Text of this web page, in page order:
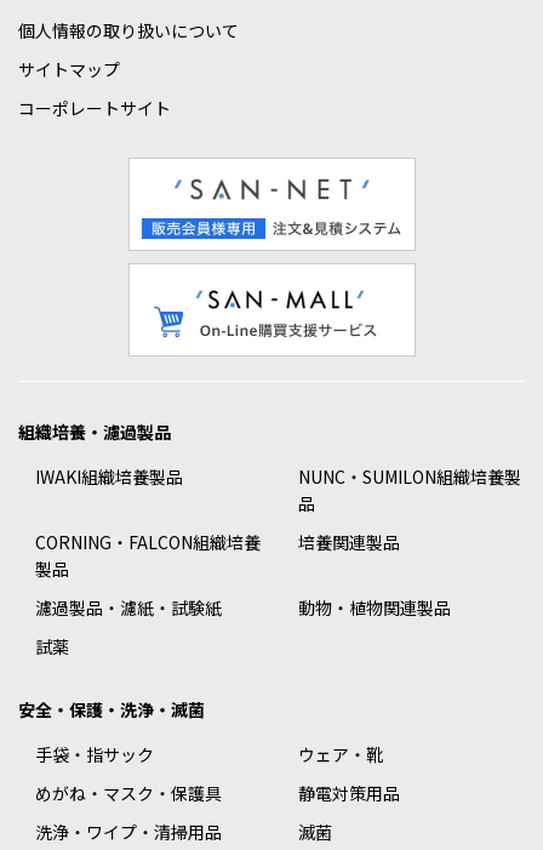
個人情報の取り扱いについて
サイトマップ
コーポレートサイト
組織培養・濾過製品
IWAKI組織培養製品
NUNC・SUMILON組織培養製
品
CORNING・FALCON組織培養
製品
培養関連製品
濾過製品・濾紙・試験紙
動物・植物関連製品
試薬
安全・保護・洗浄・滅菌
手袋・指サック
ウェア・靴
めがね・マスク・保護具
静電対策用品
洗浄・ワイプ・清掃用品
滅菌